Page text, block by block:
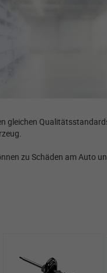
zu Schäden am Auto